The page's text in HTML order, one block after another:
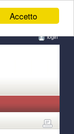
Accetto
login